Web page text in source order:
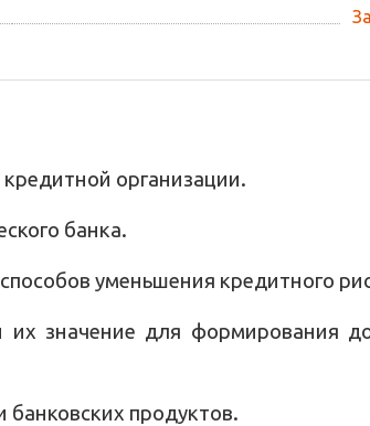
организации.
банка.
уменьшения кредитного
их значение для формирования
продуктов.